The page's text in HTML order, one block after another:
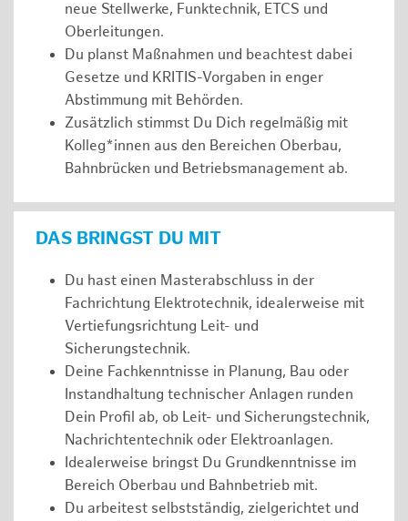
neue Stellwerke, Funktechnik, ETCS und
Oberleitungen.
Du planst Maßnahmen und beachtest dabei
Gesetze und KRITIS-Vorgaben in enger
Abstimmung mit Behörden.
Zusätzlich stimmst Du Dich regelmäßig mit
Kolleg*innen aus den Bereichen Oberbau,
Bahnbrücken und Betriebsmanagement ab.
DAS BRINGST DU MIT
Du hast einen Masterabschluss in der
Fachrichtung Elektrotechnik, idealerweise mit
Vertiefungsrichtung Leit- und
Sicherungstechnik.
Deine Fachkenntnisse in Planung, Bau oder
Instandhaltung technischer Anlagen runden
Dein Profil ab, ob Leit- und Sicherungstechnik,
Nachrichtentechnik oder Elektroanlagen.
Idealerweise bringst Du Grundkenntnisse im
Bereich Oberbau und Bahnbetrieb mit.
Du arbeitest selbstständig, zielgerichtet und